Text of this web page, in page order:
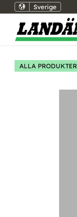
Sverige
ALLA PRODUKTER